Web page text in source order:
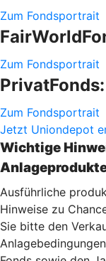
Zum Fondsportrait
Zum Fondsportrait
PrivatFonds:
Zum Fondsportrait
Jetzt Uniondepot
Wichtige
Ausführliche
Hinweise zu
Sie bitte den